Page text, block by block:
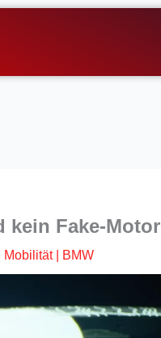
kein Fake-Motor
Mobilität| BMW